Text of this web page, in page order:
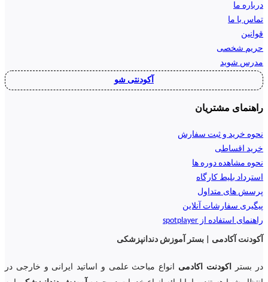
درباره ما
تماس با ما
قوانین
حریم شخصی
مدرس شوید
آکودنتی شو
راهنمای مشتریان
نحوه خرید و ثبت سفارش
خرید اقساطی
نحوه مشاهده دوره ها
استرداد بلیط کارگاه
پرسش های متداول
پیگیری سفارشات آنلاین
راهنمای استفاده از spotplayer
آکودنت آکادمی | بستر آموزش دندانپزشکی
در بستر اکودنت اکادمی انواع مباحث علمی و اساتید ایرانی و خارجی در